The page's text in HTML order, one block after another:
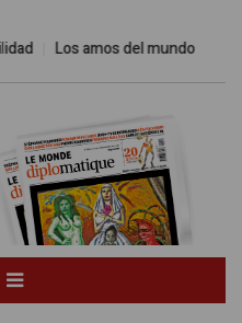
Los amos del mundo Promesas